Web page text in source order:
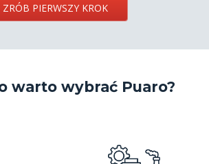
ZRÓB PIERWSZY KROK
warto wybrać Puaro?